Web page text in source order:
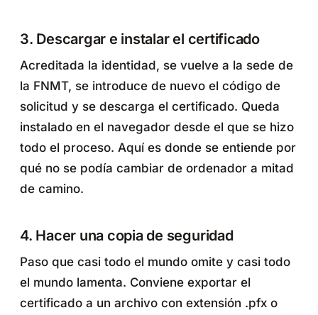
3. Descargar e instalar el certificado
Acreditada la identidad, se vuelve a la sede de
la FNMT, se introduce de nuevo el código de
solicitud y se descarga el certificado. Queda
instalado en el navegador desde el que se hizo
todo el proceso. Aquí es donde se entiende por
qué no se podía cambiar de ordenador a mitad
de camino.
4. Hacer una copia de seguridad
Paso que casi todo el mundo omite y casi todo
el mundo lamenta. Conviene exportar el
certificado a un archivo con extensión .pfx o